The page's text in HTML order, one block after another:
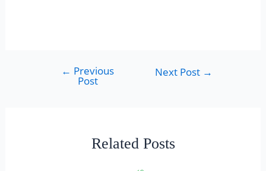
← Previous
Post
Next Post →
Related Posts